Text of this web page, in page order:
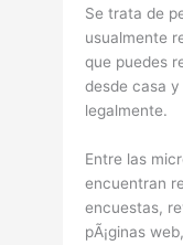
Se trata de
usualmente
que puedes
desde casa
legalmente.
Entre las
encuentran
encuestas,
pÃ¡ginas